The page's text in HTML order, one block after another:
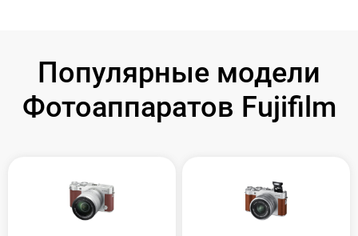
Популярные модели
Фотоаппаратов Fujifilm